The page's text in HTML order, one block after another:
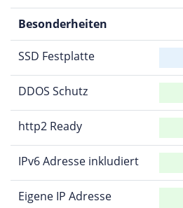
Besonderheiten
SSD Festplatte
DDOS Schutz
http2 Ready
IPv6 Adresse inkludiert
Eigene IP Adresse